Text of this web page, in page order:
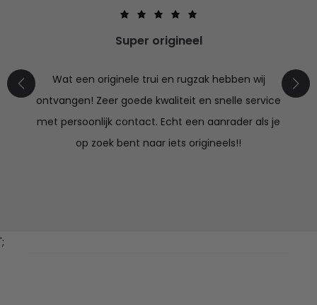
Super origineel
Wat een originele trui en rugzak hebben wij
ontvangen! Zeer goede kwaliteit en snelle service
met persoonlijk contact. Echt een aanrader als je
op zoek bent naar iets origineels!!
';